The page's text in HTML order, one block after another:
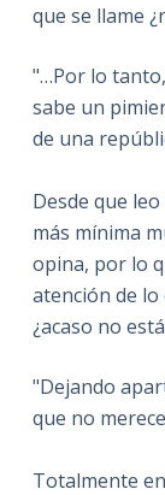
que se llame
"…Por lo
sabe un
de una
Desde que
más mínima
opina, por lo
atención de lo
¿acaso no
"Dejando
que no
Totalmente